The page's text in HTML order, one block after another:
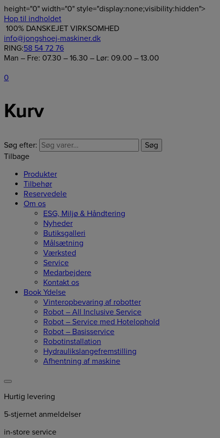
height="0" width="0" style="display:none;visibility:hidden">
Hop til indholdet
100% DANSKEJET VIRKSOMHED
info@jongshoej-maskiner.dk
RING:58 54 72 76
Man – Fre: 07.30 – 16.30 – Lør: 09.00 – 13.00
0
Kurv
Søg efter:
Søg
Tilbage
Produkter
Tilbehør
Reservedele
Om os
ESG, Miljø & Håndtering
Nyheder
Butiksgalleri
Målsætning
Værksted
Service
Medarbejdere
Kontakt os
Book Ydelse
Vinteropbevaring af robotter
Robot – All Inclusive Service
Robot – Service med Hotelophold
Robot – Basisservice
Robotinstallation
Hydraulikslangefremstilling
Afhentning af maskine
Hurtig levering
5-stjernet anmeldelser
in-store service